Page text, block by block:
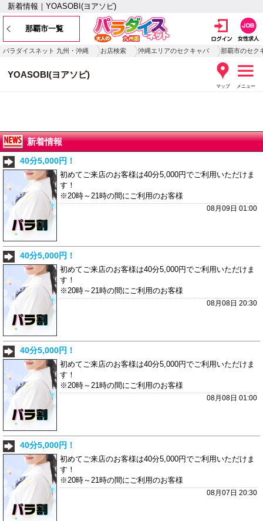
新着情報｜YOASOBI(ヨアソビ)
那覇市一覧
パラダイスネット 九州・沖縄 お店検索 沖縄エリアのセクキャバ 那覇市のセク
YOASOBI(ヨアソビ)
マップ メニュー
新着情報
40分5,000円！
初めてご来店のお客様は40分5,000円でご利用いただけま
す！
※20時～21時の間にご利用のお客様
08月09日 01:00
40分5,000円！
初めてご来店のお客様は40分5,000円でご利用いただけま
す！
※20時～21時の間にご利用のお客様
08月08日 20:30
40分5,000円！
初めてご来店のお客様は40分5,000円でご利用いただけま
す！
※20時～21時の間にご利用のお客様
08月08日 01:00
40分5,000円！
初めてご来店のお客様は40分5,000円でご利用いただけま
す！
※20時～21時の間にご利用のお客様
08月07日 20:30